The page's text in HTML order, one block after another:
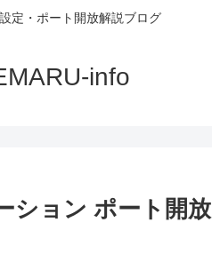
定・ポート開放解説ブログ
info
ション ポート開放